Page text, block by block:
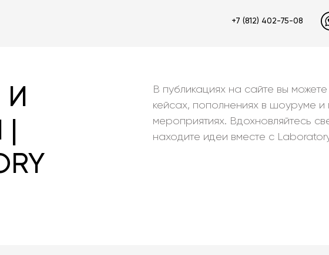
+7 (812) 402-75-08
И
В публикациях на сайте вы
кейсах, пополнениях в шоуруме
мероприятиях. Вдохновляйтесь
находите идеи вместе с